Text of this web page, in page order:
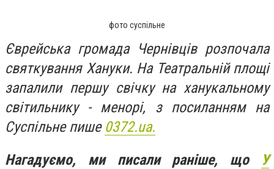
фото суспільне
Єврейська громада Чернівців розпочала
святкування Хануки. На Театральній площі
запалили першу свічку на ханукальному
світильнику - менорі, з посиланням на
Суспільне пише 0372.ua.
Нагадуємо, ми писали раніше, що
У